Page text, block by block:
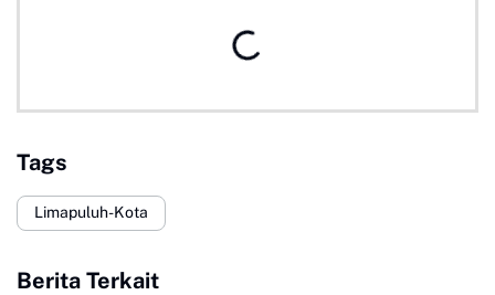
Tags
Limapuluh-Kota
Berita Terkait